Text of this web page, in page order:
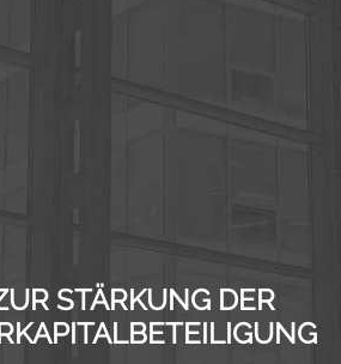
STÄRKUNG DER